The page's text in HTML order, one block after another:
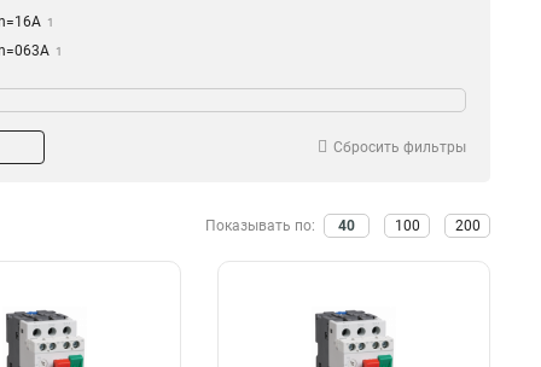
1
1
1
1
1
Сбросить фильтры
Показывать по: 40 100 200